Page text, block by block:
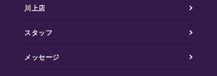
川上店
スタッフ
メッセージ